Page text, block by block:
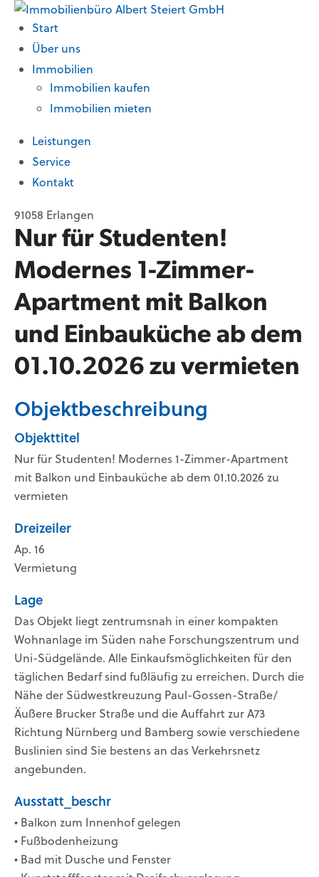
Start
Über uns
Immobilien
Immobilien kaufen
Immobilien mieten
Leistungen
Service
Kontakt
91058 Erlangen
Nur für Studenten!
Modernes 1-Zimmer-
Apartment mit Balkon
und Einbauküche ab dem
01.10.2026 zu vermieten
Objektbeschreibung
Objekttitel
Nur für Studenten! Modernes 1-Zimmer-Apartment
mit Balkon und Einbauküche ab dem 01.10.2026 zu
vermieten
Dreizeiler
Ap. 16
Vermietung
Lage
Das Objekt liegt zentrumsnah in einer kompakten
Wohnanlage im Süden nahe Forschungszentrum und
Uni-Südgelände. Alle Einkaufsmöglichkeiten für den
täglichen Bedarf sind fußläufig zu erreichen. Durch die
Nähe der Südwestkreuzung Paul-Gossen-Straße/
Äußere Brucker Straße und die Auffahrt zur A73
Richtung Nürnberg und Bamberg sowie verschiedene
Buslinien sind Sie bestens an das Verkehrsnetz
angebunden.
Ausstatt_beschr
• Balkon zum Innenhof gelegen
• Fußbodenheizung
• Bad mit Dusche und Fenster